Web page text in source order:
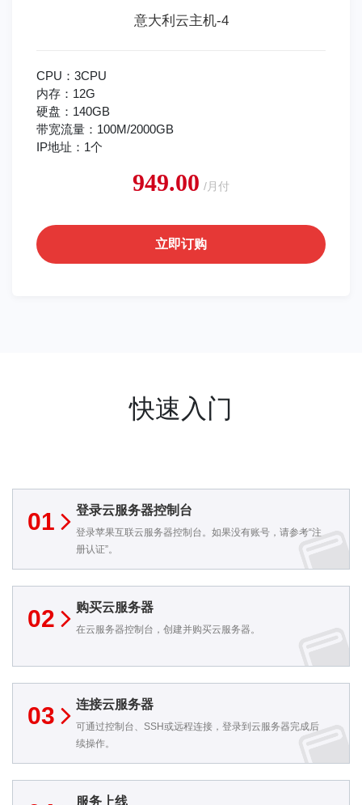
意大利云主机-4
CPU：3CPU
内存：12G
硬盘：140GB
带宽流量：100M/2000GB
IP地址：1个
949.00 /月付
立即订购
快速入门
登录云服务器控制台
登录苹果互联云服务器控制台。如果没有账号，请参考“注
册认证”。
01
购买云服务器
在云服务器控制台，创建并购买云服务器。
02
连接云服务器
可通过控制台、SSH或远程连接，登录到云服务器完成后
续操作。
03
服务上线